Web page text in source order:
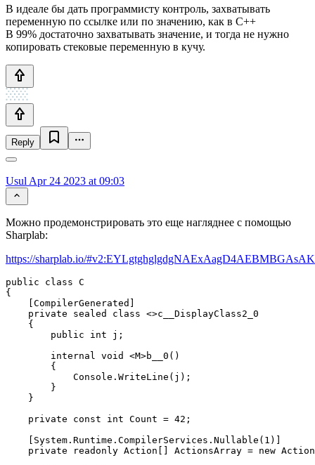
В идеале бы дать программисту контроль, захватывать
переменную по ссылке или по значению, как в C++
В 99% достаточно захватывать значение, и тогда не нужно
копировать стековые переменную в кучу.
Reply
Usul Apr 24 2023 at 09:03
Можно продемонстрировать это еще нагляднее с помощью
Sharplab:
https://sharplab.io/
public class C
{
    [CompilerGenerated]
    private sealed class <>c__DisplayClass2_0
    {
        public int j;
        internal void <M>b__0()
        {
            Console.WriteLine(j);
        }
    }
    private const int Count = 42;
    [System.Runtime.CompilerServices.Nullable(1)]
private readonly Action[] ActionsArray = new